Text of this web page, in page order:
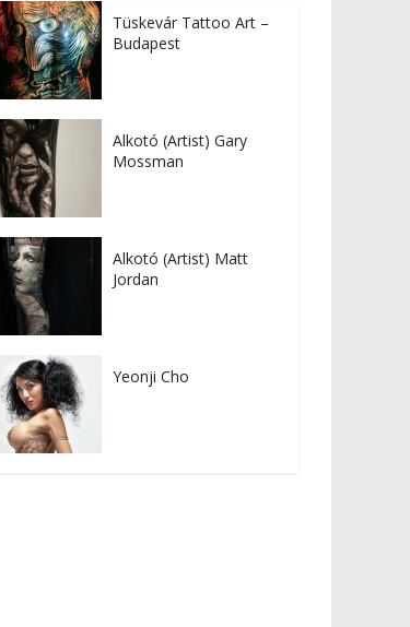
Tüskevár Tattoo Art –
Budapest
Alkotó (Artist) Gary
Mossman
Alkotó (Artist) Matt
Jordan
Yeonji Cho